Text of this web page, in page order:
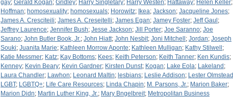
gay; Gerald Kogan; Gridley; Harry Singletary; Harry Westen; Hattaway; Helen Keller;
Hoffman; homosexuality; homosexuals; Horowitz; Ikea; Jackson; Jacqueline Jones;
James A. Cresciteili; James A. Creseitelli; James Egan; Jamey Foster; Jeff Gaul ;
Jeffrey Laurence; Jennifer Bush; Jesse Jackson; Jill Porter; Joe Saranno; Joe
Sarano; John Butler Book, Jr.; John Hiatt; John Nesbit; Joni Mitchell ; Jordan; Joseph
Souki; Juanita Marie; Kathleen Morrow Aponte; Kathleen Mulligan; Kathy Stilwell ;
Katie Messmer; Katz; Kay Bottoms; Kees; Keith Peterson; Keith Tanner; Ken Kundis;
Kenney; Kevin Beary; Kevin Gardner; Kirsten Dunst; Kogan; Lake Eola; Lakeland ;
Laura Chandler; Lawhon; Leonard Maltin; lesbians; Leslie Addison; Lester Olmstead
LGBT; LGBTQ+; Life Care Resources; Linda Chapin; M. Parsons, Jr.; Marion Baker;
Marion Didn; Martin Luther King, Jr.; Mary Bngelbreit; Metropolitan Business